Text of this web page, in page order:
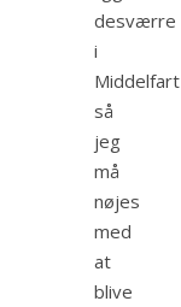
desværre
i
Middelfart
så
jeg
må
nøjes
med
at
blive